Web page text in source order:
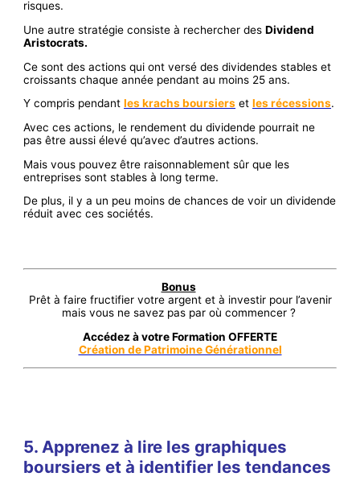
risques.
Une autre stratégie consiste à rechercher desDividend
Aristocrats.
Ce sont des actions qui ont versé des dividendes stables et
croissants chaque année pendant au moins 25 ans.
Y compris pendantles krachs boursiers etles récessions.
Avec ces actions, le rendement du dividende pourrait ne
pas être aussi élevé qu’avec d’autres actions.
Mais vous pouvez être raisonnablement sûr que les
entreprises sont stables à long terme.
De plus, il y a un peu moins de chances de voir un dividende
réduit avec ces sociétés.
Bonus
Prêt à faire fructifier votre argent et à investir pour l’avenir
mais vous ne savez pas par où commencer ?
Accédez à votre Formation OFFERTE
Création de Patrimoine Générationnel
5. Apprenez à lire les graphiques
boursiers et à identifier les tendances